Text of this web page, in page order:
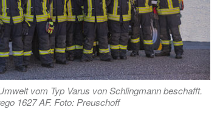
vom Typ Varus von Schlingmann beschafft.
1627 AF. Foto: Preuschoff